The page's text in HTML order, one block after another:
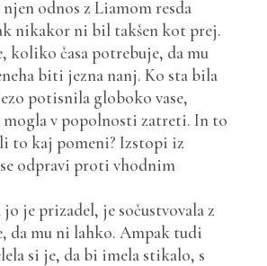
odnos z Liamom resda
nikakor ni bil takšen kot prej.
koliko časa potrebuje, da mu
biti jezna nanj. Ko sta bila
potisnila globoko vase,
mogla v popolnosti zatreti. In to
to kaj pomeni? Izstopi iz
odpravi proti vhodnim
je prizadel, je sočustvovala z
da mu ni lahko. Ampak tudi
si je, da bi imela stikalo, s